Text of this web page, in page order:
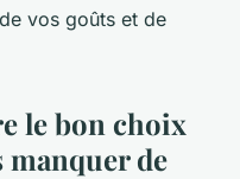
vos goûts et de
le bon choix
de